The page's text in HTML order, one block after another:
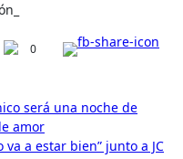
0
será una noche de
amor
va a estar bien” junto a JC